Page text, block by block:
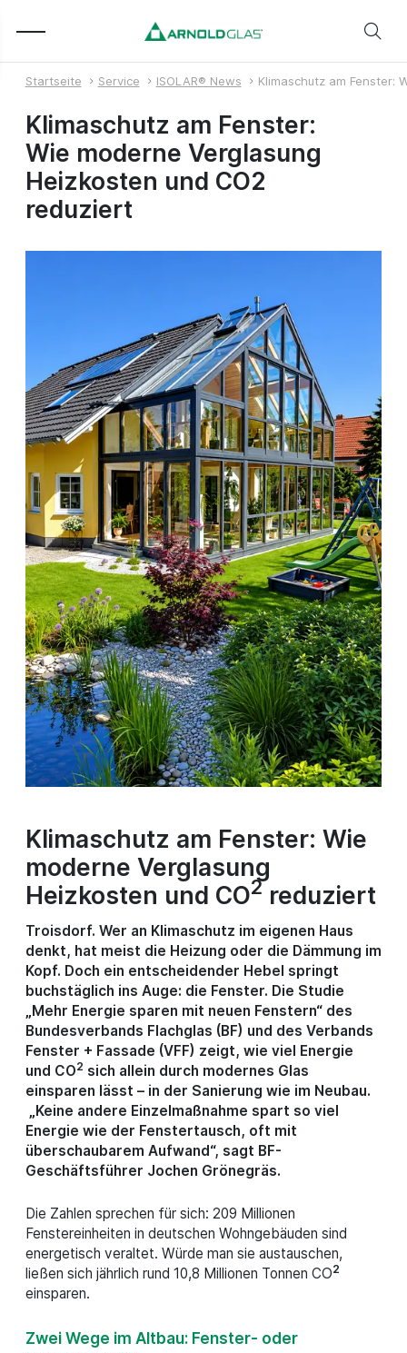
Startseite Service ISOLAR® News Klimaschutz am Fenster:
Klimaschutz am Fenster:
Wie moderne Verglasung
Heizkosten und CO2
reduziert
Klimaschutz am Fenster: Wie
moderne Verglasung
Heizkosten und CO2 reduziert
Troisdorf. Wer an Klimaschutz im eigenen Haus
denkt, hat meist die Heizung oder die Dämmung im
Kopf. Doch ein entscheidender Hebel springt
buchstäglich ins Auge: die Fenster. Die Studie
„Mehr Energie sparen mit neuen Fenstern“ des
Bundesverbands Flachglas (BF) und des Verbands
Fenster + Fassade (VFF) zeigt, wie viel Energie
und CO2 sich allein durch modernes Glas
einsparen lässt – in der Sanierung wie im Neubau.
„Keine andere Einzelmaßnahme spart so viel
Energie wie der Fenstertausch, oft mit
überschaubarem Aufwand“, sagt BF-
Geschäftsführer Jochen Grönegräs.
Die Zahlen sprechen für sich: 209 Millionen
Fenstereinheiten in deutschen Wohngebäuden sind
energetisch veraltet. Würde man sie austauschen,
ließen sich jährlich rund 10,8 Millionen Tonnen CO2
einsparen.
Zwei Wege im Altbau: Fenster- oder